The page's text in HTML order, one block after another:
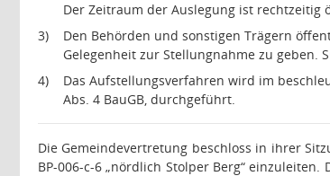
Der Zeitraum der Auslegung ist rechtzeitig
3)
Den Behörden und sonstigen Trägern
Gelegenheit zur Stellungnahme zu geben.
4)
Das Aufstellungsverfahren wird im
Abs. 4 BauGB,durchgeführt.
Die Gemeindevertretung beschloss in ihrer
BP-006-c-6 „nördlich Stolper Berg“